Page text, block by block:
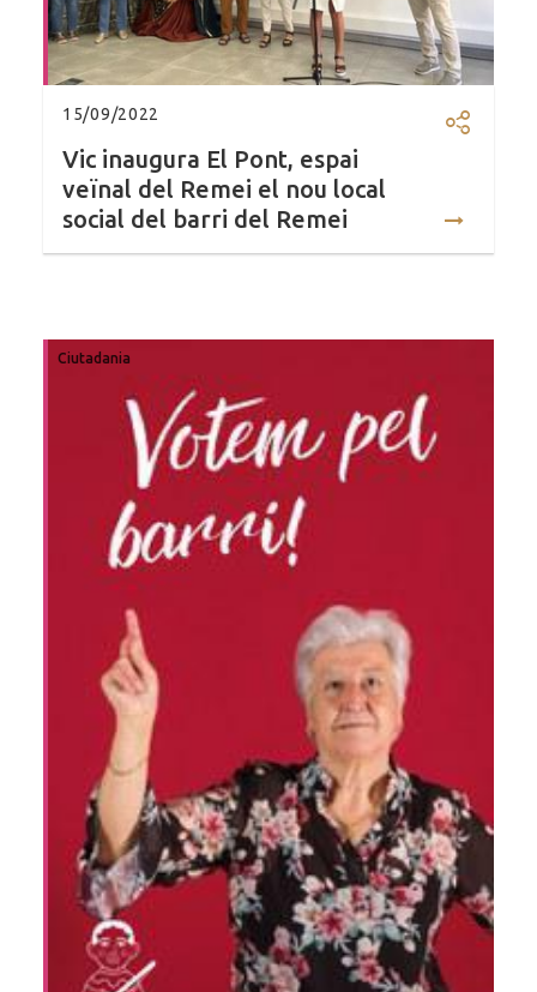
15/09/2022
Vic inaugura El Pont, espai
veïnal del Remei el nou local
social del barri del Remei
Ciutadania